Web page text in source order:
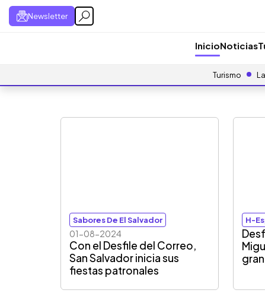
Newsletter
InicioNoticias
Turismo
Sabores De El Salvador
01-08-2024
Con el Desfile del Correo,
San Salvador inicia sus
fiestas patronales
H-